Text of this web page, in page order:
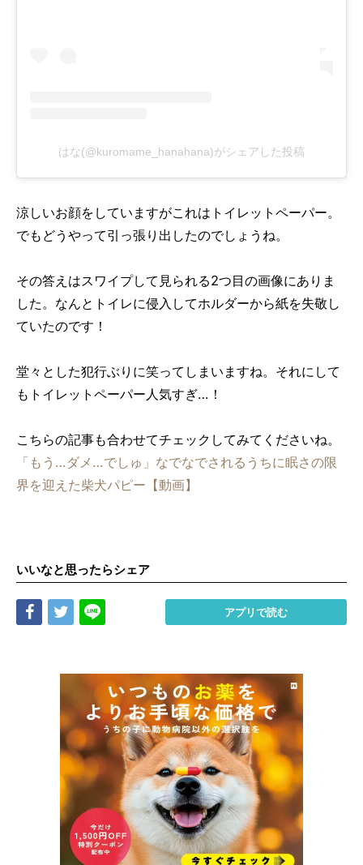
はな(@kuromame_hanahana)がシェアした投稿
涼しいお顔をしていますがこれはトイレットペーパー。
でもどうやって引っ張り出したのでしょうね。
その答えはスワイプして見られる2つ目の画像にありま
した。なんとトイレに侵入してホルダーから紙を失敬し
ていたのです！
堂々とした犯行ぶりに笑ってしまいますね。それにして
もトイレットペーパー人気すぎ…！
こちらの記事も合わせてチェックしてみてくださいね。
「もう…ダメ…でしゅ」なでなでされるうちに眠さの限
界を迎えた柴犬パピー【動画】
いいなと思ったらシェア
Share Tweet アプリで読む